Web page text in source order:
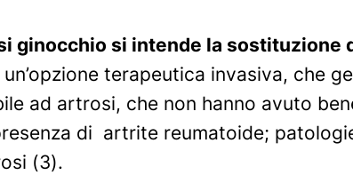
ginocchio si intende la sostituzione
un’opzione terapeutica invasiva, che
ad artrosi, che non hanno avuto
di artrite reumatoide;
(3).